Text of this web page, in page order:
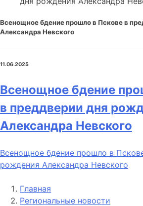
Всенощное бдение прошло в Пскове в
Александра Невского
11.06.2025
Всенощное бдение
в преддверии дня
Александра Невского
Всенощное бдение прошло в
рождения Александра Невского
Главная
Региональные новости